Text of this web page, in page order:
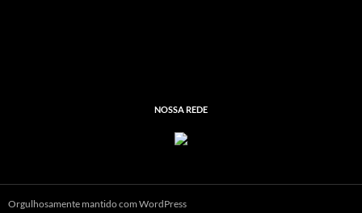
NOSSA REDE
Orgulhosamente mantido com WordPress